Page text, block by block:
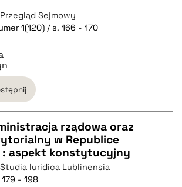
Przegląd Sejmowy
1(120) / s. 166 - 170
rządowa oraz
w Republice
: aspekt konstytucyjny
Studia Iuridica Lublinensia
- 198